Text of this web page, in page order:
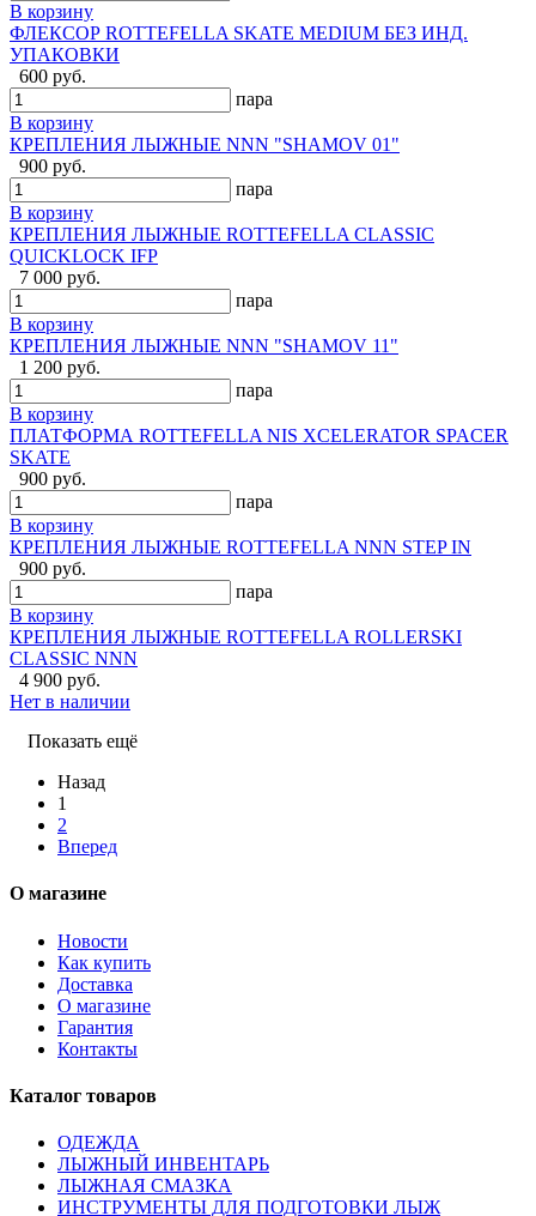
В корзину
ФЛЕКСОР ROTTEFELLA SKATE MEDIUM БЕЗ ИНД.
УПАКОВКИ
600 руб.
пара
В корзину
КРЕПЛЕНИЯ ЛЫЖНЫЕ NNN "SHAMOV 01"
900 руб.
пара
В корзину
КРЕПЛЕНИЯ ЛЫЖНЫЕ ROTTEFELLA CLASSIC
QUICKLOCK IFP
7 000 руб.
пара
В корзину
КРЕПЛЕНИЯ ЛЫЖНЫЕ NNN "SHAMOV 11"
1 200 руб.
пара
В корзину
ПЛАТФОРМА ROTTEFELLA NIS XCELERATOR SPACER
SKATE
900 руб.
пара
В корзину
КРЕПЛЕНИЯ ЛЫЖНЫЕ ROTTEFELLA NNN STEP IN
900 руб.
пара
В корзину
КРЕПЛЕНИЯ ЛЫЖНЫЕ ROTTEFELLA ROLLERSKI
CLASSIC NNN
4 900 руб.
Нет в наличии
Показать ещё
Назад
1
2
Вперед
О магазине
Новости
Как купить
Доставка
О магазине
Гарантия
Контакты
Каталог товаров
ОДЕЖДА
ЛЫЖНЫЙ ИНВЕНТАРЬ
ЛЫЖНАЯ СМАЗКА
ИНСТРУМЕНТЫ ДЛЯ ПОДГОТОВКИ ЛЫЖ